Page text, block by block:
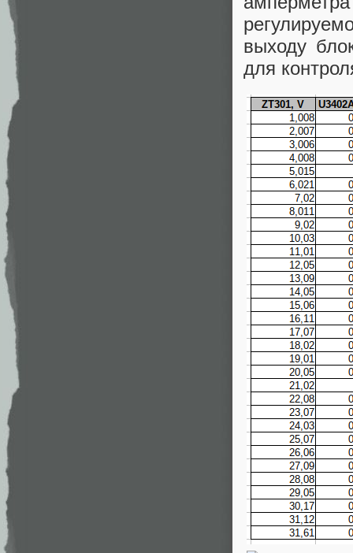
выходу
для